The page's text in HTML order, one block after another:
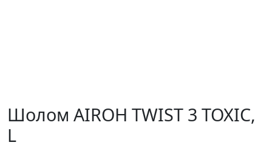
Шолом AIROH TWIST 3 TOXIC,
L